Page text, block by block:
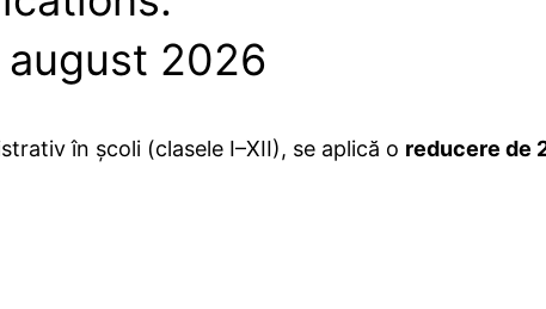
2026
în școli (clasele I–XII), se aplică o reducere de